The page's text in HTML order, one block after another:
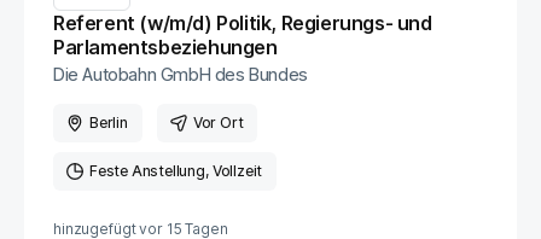
Referent (w/m/d) Politik, Regierungs- und
Parlamentsbeziehungen
Die Autobahn GmbH des Bundes
Berlin Vor Ort
Feste Anstellung Vollzeit
hinzugefügt vor 15 Tagen